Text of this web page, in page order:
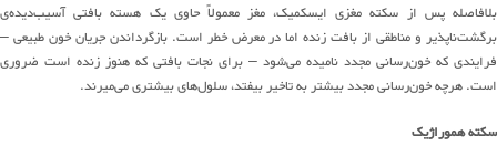
بلافاصله پس از سکته مغزی ایسکمیک، مغز معمولاً حاوی یک هسته بافتیآسیب‌دیده‌ی
برگشت‌ناپذیر ومناطقیاز بافت زنده اما در معرض خطر است.بازگرداندن جریان خون طبیعی–
فرایندی که خونرسانی مجدد نامیده میشود – برای نجات بافتی که هنوز زنده است ضروری
است.هرچهخونرسانیمجددبیشتربه تاخیر بیفتد،سلولهایبیشتریمیمیرند.
سکته هموراژیک